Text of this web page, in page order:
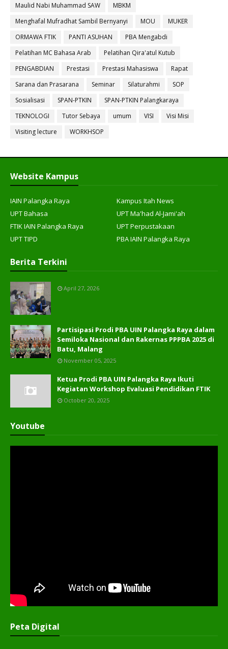
Maulid Nabi Muhammad SAW
MBKM
Menghafal Mufradhat Sambil Bernyanyi
MOU
MUKER
ORMAWA FTIK
PANTI ASUHAN
PBA Mengabdi
Pelatihan MC Bahasa Arab
Pelatihan Qira'atul Kutub
PENGABDIAN
Prestasi Prestasi Mahasiswa
Rapat
Sarana dan Prasarana
Seminar Silaturahmi
SOP
Sosialisasi
SPAN-PTKIN
SPAN-PTKIN Palangkaraya
TEKNOLOGI
Tutor Sebaya umum VISI
Visi Misi
Visiting lecture
WORKHSOP
Website Kampus
IAIN Palangka Raya
Kampus Itah News
UPT Bahasa
UPT Ma'had Al-Jami'ah
FTIK IAIN Palangka Raya
UPT Perpustakaan
UPT TIPD
PBA IAIN Palangka Raya
Berita Terkini
April 27, 2026
Partisipasi Prodi PBA UIN Palangka Raya dalam
Semiloka Nasional dan Rakernas PPPBA 2025 di
Batu, Malang
November 05, 2025
Ketua Prodi PBA UIN Palangka Raya Ikuti
Kegiatan Workshop Evaluasi Pendidikan FTIK
October 20, 2025
Youtube
Peta Digital